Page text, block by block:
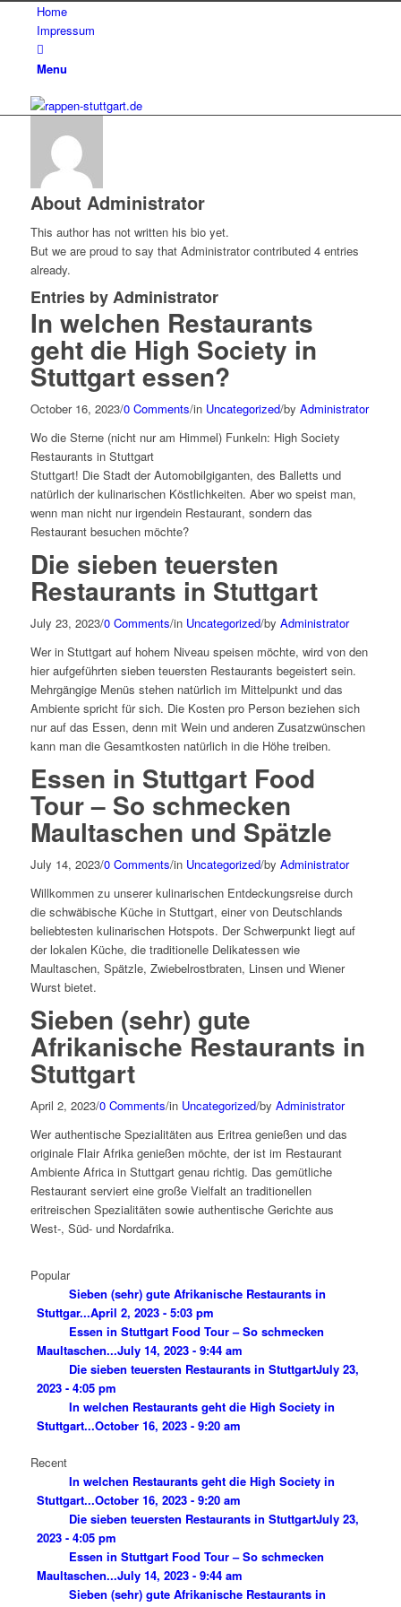
Home
Impressum
Menu
About Administrator
This author has not written his bio yet.
But we are proud to say that Administratorcontributed 4 entries
already.
Entries by Administrator
In welchen Restaurants
geht die High Society in
Stuttgart essen?
October 16, 2023/0 Comments/in Uncategorized/by Administrator
Wo die Sterne (nicht nur am Himmel) Funkeln: High Society
Restaurants in Stuttgart
Stuttgart! Die Stadt der Automobilgiganten, des Balletts und
natürlich der kulinarischen Köstlichkeiten. Aber wo speist man,
wenn man nicht nur irgendein Restaurant, sondern das
Restaurant besuchen möchte?
Die sieben teuersten
Restaurants in Stuttgart
July 23, 2023/0 Comments/in Uncategorized/by Administrator
Wer in Stuttgart auf hohem Niveau speisen möchte, wird von den
hier aufgeführten sieben teuersten Restaurants begeistert sein.
Mehrgängige Menüs stehen natürlich im Mittelpunkt und das
Ambiente spricht für sich. Die Kosten pro Person beziehen sich
nur auf das Essen, denn mit Wein und anderen Zusatzwünschen
kann man die Gesamtkosten natürlich in die Höhe treiben.
Essen in Stuttgart Food
Tour – So schmecken
Maultaschen und Spätzle
July 14, 2023/0 Comments/in Uncategorized/by Administrator
Willkommen zu unserer kulinarischen Entdeckungsreise durch
die schwäbische Küche in Stuttgart, einer von Deutschlands
beliebtesten kulinarischen Hotspots. Der Schwerpunkt liegt auf
der lokalen Küche, die traditionelle Delikatessen wie
Maultaschen, Spätzle, Zwiebelrostbraten, Linsen und Wiener
Wurst bietet.
Sieben (sehr) gute
Afrikanische Restaurants in
Stuttgart
April 2, 2023/0 Comments/in Uncategorized/by Administrator
Wer authentische Spezialitäten aus Eritrea genießen und das
originale Flair Afrika genießen möchte, der ist im Restaurant
Ambiente Africa in Stuttgart genau richtig. Das gemütliche
Restaurant serviert eine große Vielfalt an traditionellen
eritreischen Spezialitäten sowie authentische Gerichte aus
West-, Süd- und Nordafrika.
Popular
Sieben (sehr) gute Afrikanische Restaurants in
Stuttgar...April 2, 2023 - 5:03 pm
Essen in Stuttgart Food Tour – So schmecken
Maultaschen...July 14, 2023 - 9:44 am
Die sieben teuersten Restaurants in StuttgartJuly 23,
2023 - 4:05 pm
In welchen Restaurants geht die High Society in
Stuttgart...October 16, 2023 - 9:20 am
Recent
In welchen Restaurants geht die High Society in
Stuttgart...October 16, 2023 - 9:20 am
Die sieben teuersten Restaurants in StuttgartJuly 23,
2023 - 4:05 pm
Essen in Stuttgart Food Tour – So schmecken
Maultaschen...July 14, 2023 - 9:44 am
Sieben (sehr) gute Afrikanische Restaurants in